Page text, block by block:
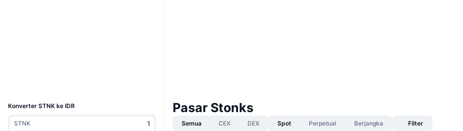
Konverter STNK ke IDR
STNK
Pasar Stonks
Semua CEX DEX Spot Perpetual Berjangka Filter